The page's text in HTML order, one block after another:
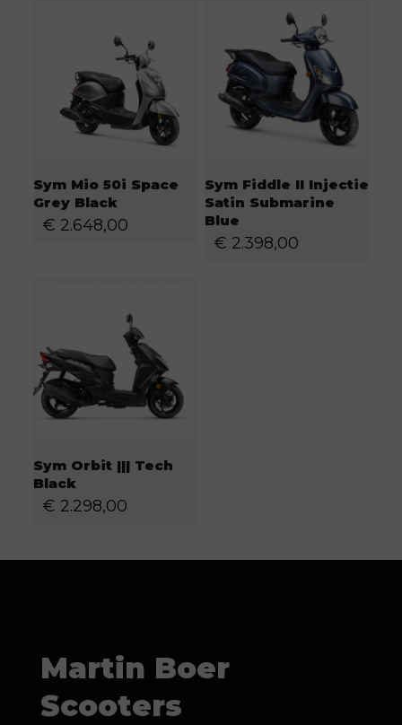
Sym Mio 50i Space
Grey Black
€ 2.648,00
Sym Fiddle II Injectie
Satin Submarine
Blue
€ 2.398,00
Sym Orbit ||| Tech
Black
€ 2.298,00
Martin Boer
Scooters